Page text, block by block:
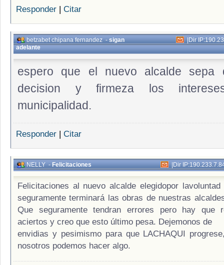
Responder | Citar
betzabet chipana fernandez-sigan
adelante
|Dir
espero que el nuevo alcalde sepa
decision y firmeza los
municipalidad.
Responder | Citar
NELLY-Felicitaciones |Dir
Felicitaciones al nuevo alcalde elegidopor lavoluntad
seguramente terminará las obras de nuestras
Que seguramente tendran errores pero hay que
aciertos y creo que esto último pesa. Dejemonos de
envidias y pesimismo para que LACHAQUI
nosotros podemos hacer algo.